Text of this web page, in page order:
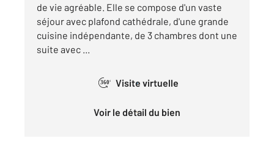
de vie agréable. Elle se compose d'un vaste
séjour avec plafond cathédrale, d'une grande
cuisine indépendante, de 3 chambres dont une
suite avec ...
360° Visite virtuelle
Voir le détail du bien